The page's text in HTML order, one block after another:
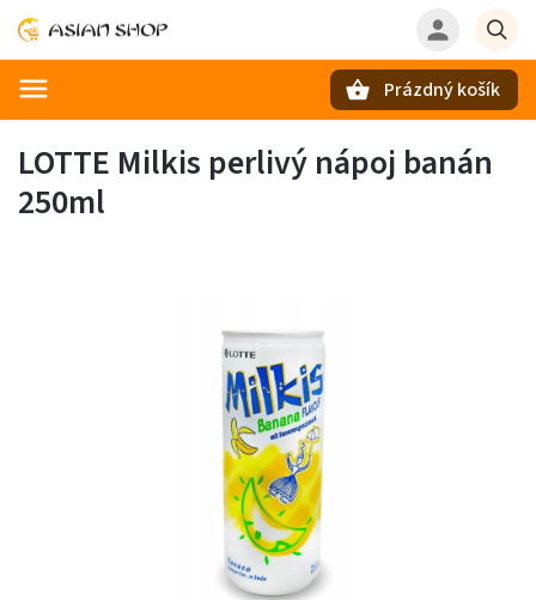
Prázdný košík
LOTTE Milkis perlivý nápoj banán
250ml